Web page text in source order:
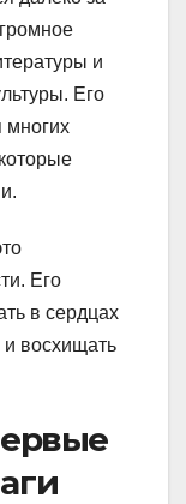
и
Его
многих
Его
в сердцах
восхищать